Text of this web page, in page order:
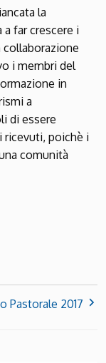
la
a far crescere i
collaborazione
i membri del
in
a
di essere
ricevuti, poichè i
comunità
Pastorale 2017